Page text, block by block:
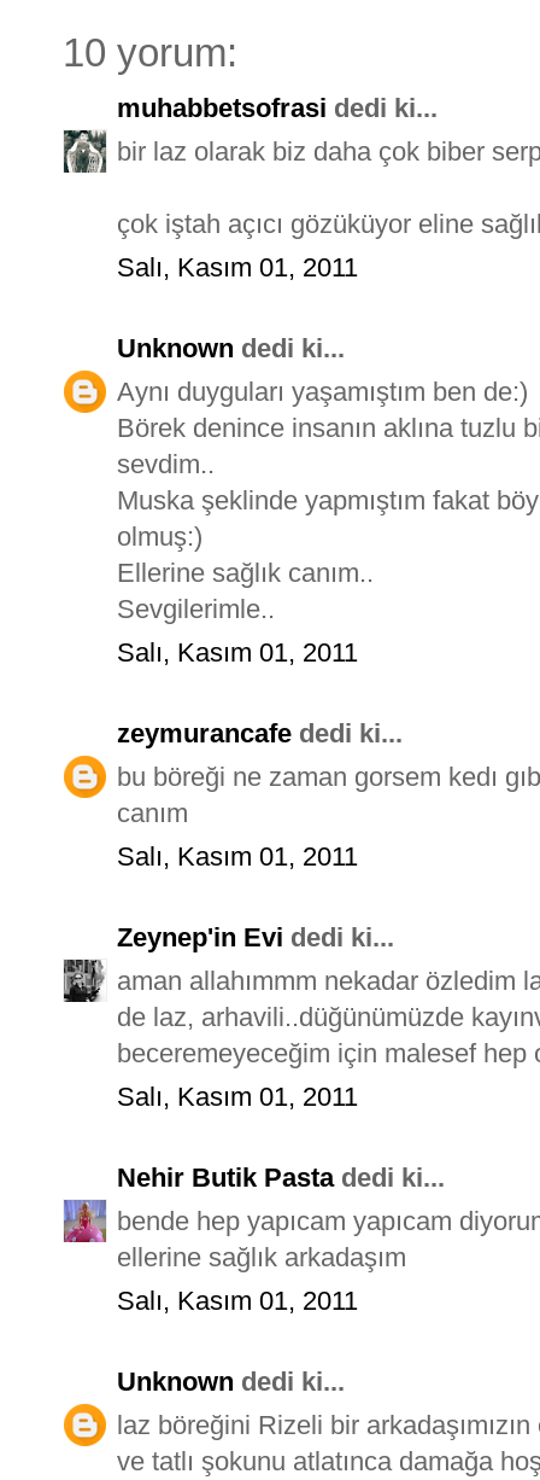
10 yorum:
muhabbetsofrasi dedi ki...
bir laz olarak biz daha çok biber
çok iştah açıcı gözüküyor eline
Salı, Kasım 01, 2011
Unknown dedi ki...
Aynı duyguları yaşamıştım ben de:)
Börek denince insanın aklına tuzlu
sevdim..
Muska şeklinde yapmıştım fakat
olmuş:)
Ellerine sağlık canım..
Sevgilerimle..
Salı, Kasım 01, 2011
zeymurancafe dedi ki...
bu böreği ne zaman gorsem kedı
canım
Salı, Kasım 01, 2011
Zeynep'in Evi dedi ki...
aman allahımmm nekadar özledim
de laz, arhavili..düğünümüzde
beceremeyeceğim için malesef hep
Salı, Kasım 01, 2011
Nehir Butik Pastadedi ki...
bende hep yapıcam yapıcam
ellerine sağlık arkadaşım
Salı, Kasım 01, 2011
Unknown dedi ki...
laz böreğini Rizeli bir
ve tatlı şokunu atlatınca damağa